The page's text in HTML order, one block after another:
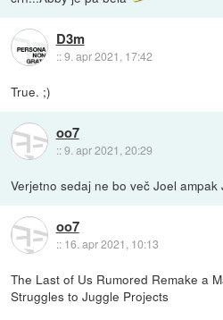
D3m
::9. apr 2021, 17:42
True. ;)
oo7
::9. apr 2021, 20:29
Verjetno sedaj ne bo več Joel ampak
oo7
:: 16. apr 2021, 10:13
The Last of Us Rumored Remake a
Struggles to Juggle Projects